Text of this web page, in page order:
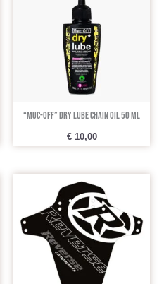
“Muc-Off” Dry Lube Chain Oil 50 ml
€10,00